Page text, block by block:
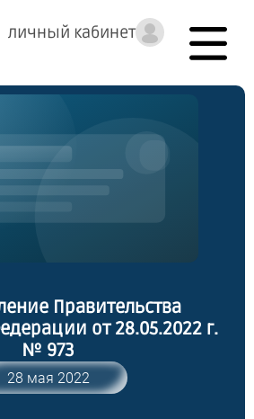
личный кабинет
Правительства
от 28.05.2022 г.
№ 973
28 мая 2022